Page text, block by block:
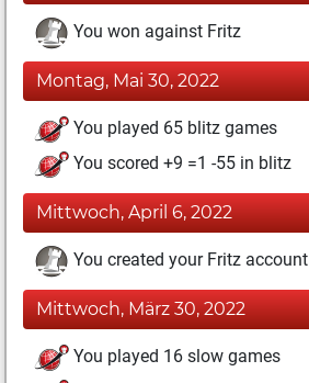
You won against Fritz
Montag, Mai 30, 2022
You played 65 blitz games
You scored +9 =1 -55 in blitz
Mittwoch, April 6, 2022
You created your Fritz account
Mittwoch, März 30, 2022
You played 16 slow games